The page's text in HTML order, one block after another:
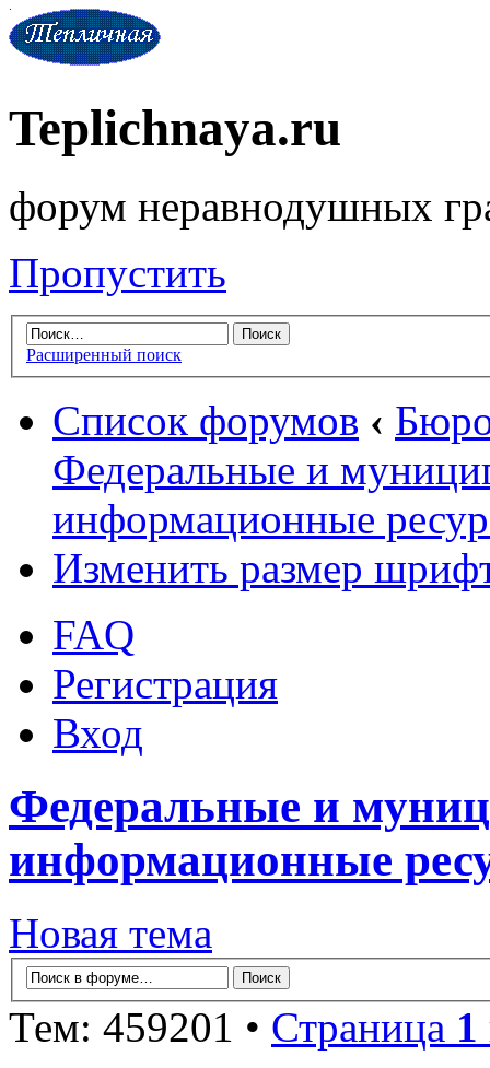
Teplichnaya.ru
форум неравнодушных
Пропустить
Расширенный поиск
Список форумов ‹
Федеральные и
информационные
Изменить размер
FAQ
Регистрация
Вход
Федеральные и
информационные
Новая тема
Тем: 459201 • Страница 1